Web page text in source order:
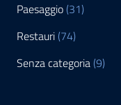
Paesaggio (31)
Restauri (74)
Senza categoria (9)